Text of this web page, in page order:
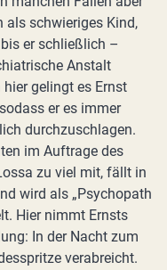
als schwieriges Kind,
er schließlich –
Anstalt
gelingt es Ernst
er es immer
durchzuschlagen.
im Auftrage des
zu viel mit, fällt in
wird als „Psychopath
Hier nimmt Ernsts
In der Nacht zum
verabreicht.